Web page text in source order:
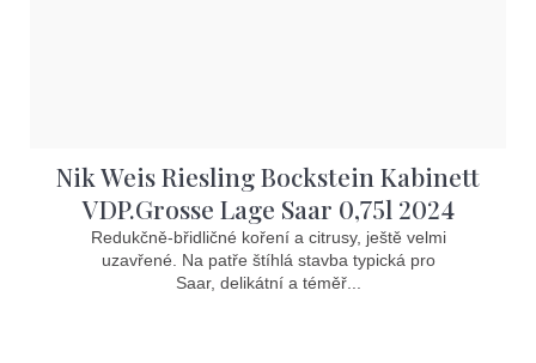
Nik Weis Riesling Bockstein Kabinett
VDP.Grosse Lage Saar 0,75l 2024
Redukčně-břidličné koření a citrusy, ještě velmi
uzavřené. Na patře štíhlá stavba typická pro
Saar, delikátní a téměř...